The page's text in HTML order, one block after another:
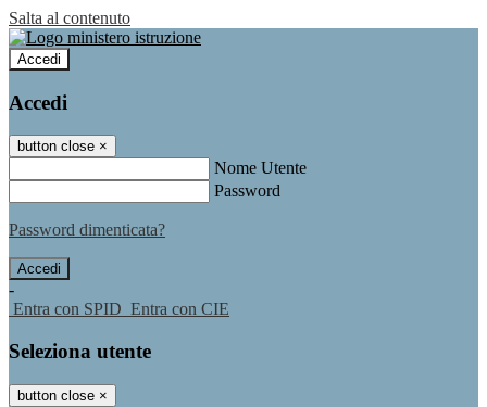
Salta al contenuto
Accedi
Accedi
button close ×
Nome Utente
Password
Password dimenticata?
-
Entra con SPID Entra con CIE
Seleziona utente
button close ×